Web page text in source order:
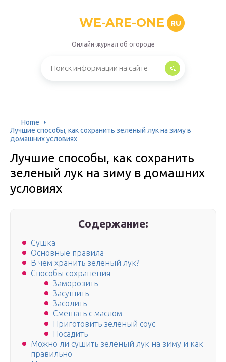
WE-ARE-ONE RU
Онлайн-журнал об огороде
Home
Лучшие способы, как сохранить зеленый лук на зиму в
домашних условиях
Лучшие способы, как сохранить
зеленый лук на зиму в домашних
условиях
Содержание:
Сушка
Основные правила
В чем хранить зеленый лук?
Способы сохранения
Заморозить
Засушить
Засолить
Смешать с маслом
Приготовить зеленый соус
Посадить
Можно ли сушить зеленый лук на зиму и как
правильно